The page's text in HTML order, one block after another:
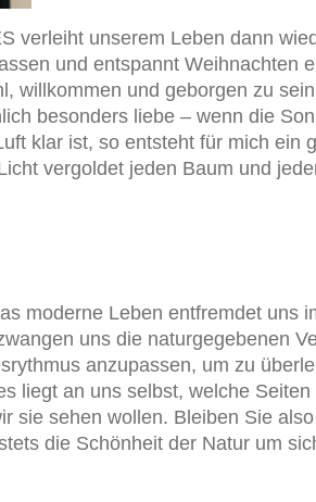
verleiht unserem Leben dann
und entspannt Weihnachten
willkommen und geborgen zu
besonders liebe – wenn die
klar ist, so entsteht für mich ein
vergoldet jeden Baum und
moderne Leben entfremdet uns
uns die naturgegebenen
anzupassen, um zu
liegt an uns selbst, welche
sie sehen wollen. Bleiben Sie
die Schönheit der Natur um